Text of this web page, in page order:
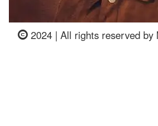
2024 | All rights reserved by